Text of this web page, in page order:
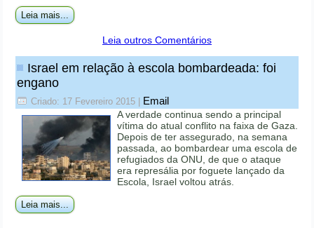
Leia mais...
Leia outros Comentários
Israel em relação à escola bombardeada: foi
engano
Criado: 17 Fevereiro 2015 Email
A verdade continua sendo a principal
vítima do atual conflito na faixa de Gaza.
Depois de ter assegurado, na semana
passada, ao bombardear uma escola de
refugiados da ONU, de que o ataque
era represália por foguete lançado da
Escola, Israel voltou atrás.
Leia mais...